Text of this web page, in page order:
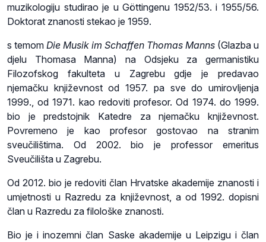
muzikologiju studirao je u Göttingenu 1952/53. i 1955/56.
Doktorat znanosti stekao je 1959.
s temom Die Musik im Schaffen Thomas Manns (Glazba u
djelu Thomasa Manna) na Odsjeku za germanistiku
Filozofskog fakulteta u Zagrebu gdje je predavao
njemačku književnost od 1957. pa sve do umirovljenja
1999., od 1971. kao redoviti profesor. Od 1974. do 1999.
bio je predstojnik Katedre za njemačku književnost.
Povremeno je kao profesor gostovao na stranim
sveučilištima. Od 2002. bio je professor emeritus
Sveučilišta u Zagrebu.
Od 2012. bio je redoviti član Hrvatske akademije znanosti i
umjetnosti u Razredu za književnost, a od 1992. dopisni
član u Razredu za filološke znanosti.
Bio je i inozemni član Saske akademije u Leipzigu i član